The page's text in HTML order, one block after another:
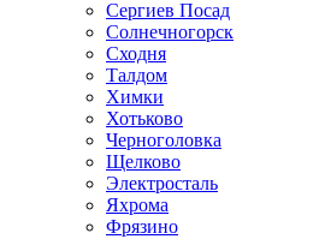
Сергиев Посад
Солнечногорск
Сходня
Талдом
Химки
Хотьково
Черноголовка
Щелково
Электросталь
Яхрома
Фрязино